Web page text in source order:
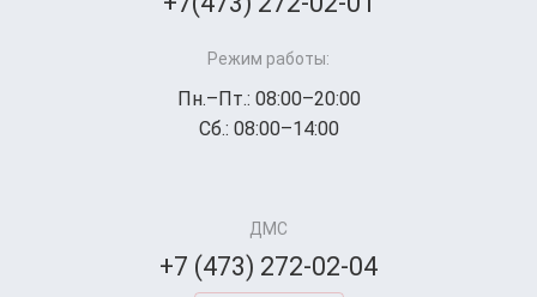
Режим работы:
Пн.–Пт.: 08:00–20:00
Сб.: 08:00–14:00
ДМС
+7 (473) 272-02-04